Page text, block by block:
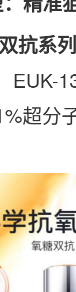
抗系列
EUK-
超分